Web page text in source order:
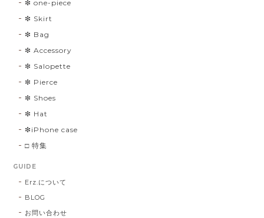
❇︎ one-piece
❇︎ Skirt
❇︎ Bag
❇︎ Accessory
❇︎ Salopette
❇︎ Pierce
❇︎ Shoes
❇︎ Hat
❇︎iPhone case
□ 特集
GUIDE
Erz.について
BLOG
お問い合わせ